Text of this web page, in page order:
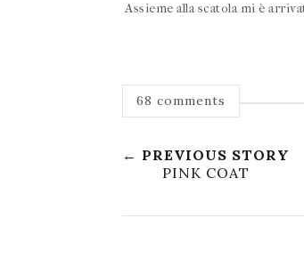
Assieme alla scatola mi è
68 comments
← PREVIOUS STORY
PINK COAT